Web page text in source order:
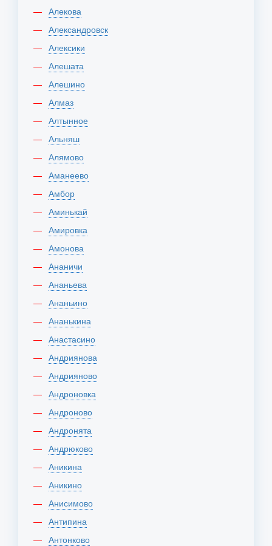
Алекова
Александровск
Алексики
Алешата
Алешино
Алмаз
Алтынное
Альняш
Алямово
Аманеево
Амбор
Аминькай
Амировка
Амонова
Ананичи
Ананьева
Ананьино
Ананькина
Анастасино
Андриянова
Андрияново
Андроновка
Андроново
Андронята
Андрюково
Аникина
Аникино
Анисимово
Антипина
Антонково